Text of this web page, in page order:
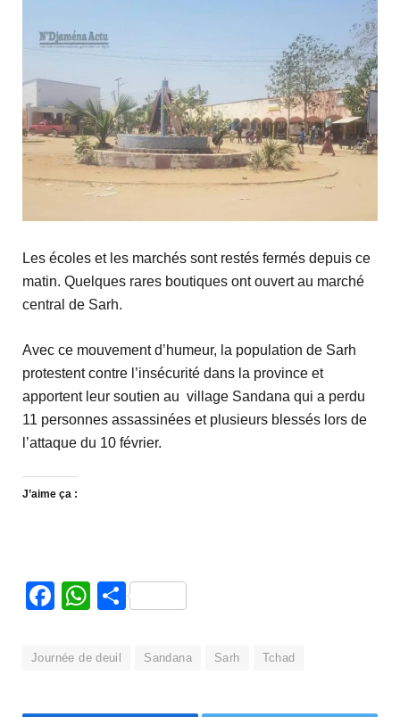
Les écoles et les marchés sont restés fermés depuis ce
matin. Quelques rares boutiques ont ouvert au marché
central de Sarh.
Avec ce mouvement d’humeur, la population de Sarh
protestent contre l’insécurité dans la province et
apportent leur soutien au village Sandana qui a perdu
11 personnes assassinées et plusieurs blessés lors de
l’attaque du 10 février.
J’aime ça :
Facebook
WhatsApp
Partager
Journée de deuil Sandana Sarh Tchad